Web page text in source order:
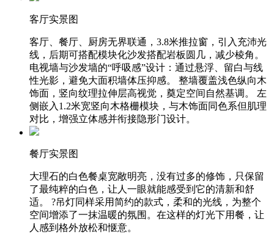
客厅实景图
客厅、餐厅、厨房无界联通，3.8米推拉窗，引入充沛光
线，后期可搭配模块化沙发搭配岩板圆几，减少棱角。
电视墙与沙发墙的“呼吸感”设计：通过悬浮、留白与线
性光影，避免大面积墙体压抑感。 整墙覆盖浅色纵向木
饰面，竖向纹理拉伸层高视觉，奠定空间自然基调。 左
侧嵌入1.2米宽竖向木格栅模块，与木饰面同色系但肌理
对比，增强立体感并衔接隐形门设计。
餐厅实景图
大理石的白色餐桌宽敞明亮，没有过多的修饰，只保留
了最纯粹的白色，让人一眼就能感受到它的清新和舒
适。 ?吊灯同样采用简约的款式，柔和的光线，为整个
空间增添了一抹温暖的氛围。在这样的灯光下用餐，让
人感到格外放松和惬意。